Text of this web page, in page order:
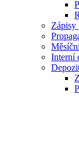
Zápisy
Interní